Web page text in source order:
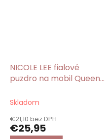
NICOLE LEE fialové
puzdro na mobil Queen
Skladom
€21,10 bez DPH
€25,95